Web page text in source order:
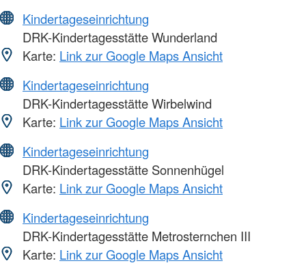
Kindertageseinrichtung
DRK-Kindertagesstätte Wunderland
Karte: Link zur Google Maps Ansicht
Kindertageseinrichtung
DRK-Kindertagesstätte Wirbelwind
Karte: Link zur Google Maps Ansicht
Kindertageseinrichtung
DRK-Kindertagesstätte Sonnenhügel
Karte: Link zur Google Maps Ansicht
Kindertageseinrichtung
DRK-Kindertagesstätte Metrosternchen III
Karte: Link zur Google Maps Ansicht